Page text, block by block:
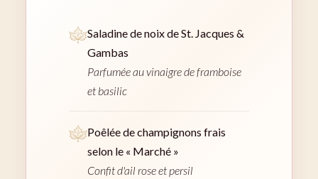
Saladine de noix de St. Jacques &
Gambas
Parfumée au vinaigre de framboise
et basilic
Poêlée de champignons frais
selon le « Marché »
Confit d'ail rose et persil